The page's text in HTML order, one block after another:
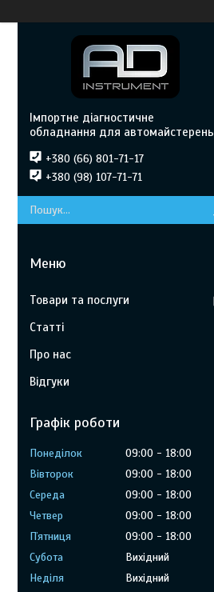
Імпортне діагностичне
обладнання для автомайстерень
+380 (66) 801-71-17
+380 (98) 107-71-71
Товари та послуги
Статті
Про нас
Відгуки
Графік роботи
Понеділок 09:00
18:00
Вівторок
09:00
18:00
Середа
09:00
18:00
Четвер
09:00
18:00
Пʼятниця
09:00
18:00
Субота
Вихідний
Неділя
Вихідний